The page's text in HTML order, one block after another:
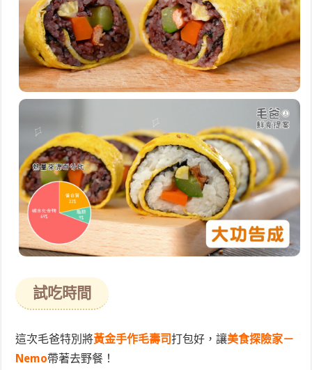
試吃時間
這次毛爸特別將黃金手作毛壽司打包好，讓美食探險家－
Nemo帶著去野餐！